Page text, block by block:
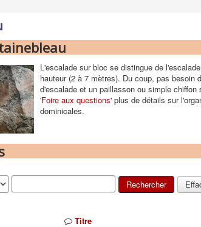
L'escalade sur bloc se distingue de
hauteur (2 à 7 mètres). Du coup, pas besoin
d'escalade et un paillasson ou simple
'Foire aux questions' plus de détails sur
dominicales.
Rechercher
Titre